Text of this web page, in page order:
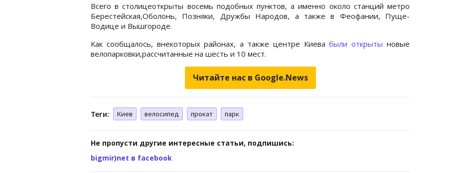
Всего в столицеоткрыты восемь подобных пунктов, а именно около станций метро
Берестейская,Оболонь, Позняки, Дружбы Народов, а также в Феофании, Пуще-
Водице и Вышгороде.
Как сообщалось, внекоторых районах, а также центре Киевабыли открыты новые
велопарковки,рассчитанные на шесть и 10 мест.
Читайте нас в Google.News
Теги: Киев велосипед прокат парк
Не пропусти другие интересные статьи, подпишись:
bigmir)net в facebook